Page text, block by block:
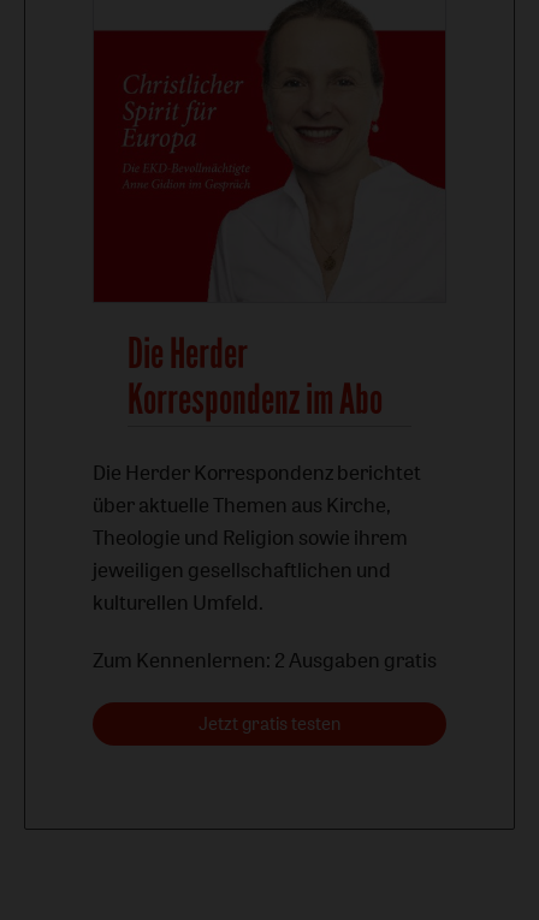
Die Herder
Korrespondenz im Abo
Die Herder Korrespondenz berichtet
über aktuelle Themen aus Kirche,
Theologie und Religion sowie ihrem
jeweiligen gesellschaftlichen und
kulturellen Umfeld.
Zum Kennenlernen: 2 Ausgaben gratis
Jetzt gratis testen